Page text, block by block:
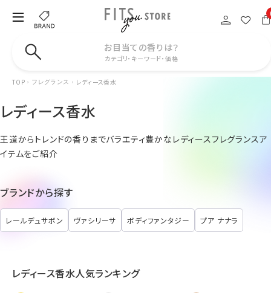
お目当ての香りは？
カテゴリ・キーワード・価格
TOP フレグランス レディース香水
レディース香水
王道からトレンドの香りまでバラエティ豊かなレディースフレグランスア
イテムをご紹介
ブランドから探す
レールデュサボン ヴァシリーサ ボディファンタジー プア ナナラ
レディース香水人気ランキング